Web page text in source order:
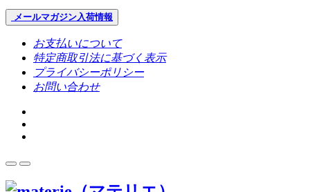
メールマガジン入荷情報
お支払いについて
特定商取引法に基づく表示
プライバシーポリシー
お問い合わせ